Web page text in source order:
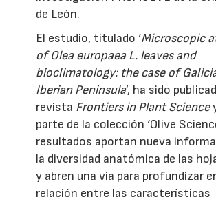
de León.
El estudio, titulado ‘Microscopic
of Olea europaea L. leaves and
bioclimatology: the case of
Iberian Peninsula’, ha sido
revista Frontiers in Plant Science
parte de la colección ‘Olive
resultados aportan nueva
la diversidad anatómica de las
y abren una vía para profundizar
relación entre las características